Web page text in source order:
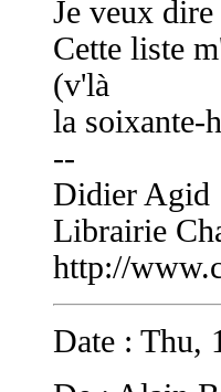
Je veux dire
Cette liste
(v'là
la soixante-
--
Didier Agid
Librairie
http://
Date : Thu,